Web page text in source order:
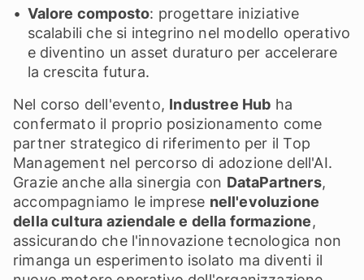
Valore composto: progettare iniziative
scalabili che si integrino nel modello operativo
e diventino un asset duraturo per accelerare
la crescita futura.
Nel corso dell'evento, Industree Hub ha
confermato il proprio posizionamento come
partner strategico di riferimento per il Top
Management nel percorso di adozione dell'AI.
Grazie anche alla sinergia con DataPartners,
accompagniamo le imprese nell'evoluzione
della cultura aziendale e della formazione,
assicurando che l'innovazione tecnologica non
rimanga un esperimento isolato ma diventi il